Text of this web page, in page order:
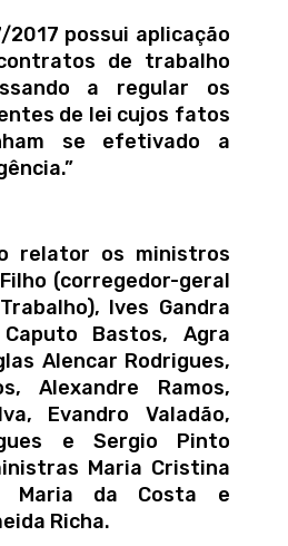
2017 possui aplicação
de trabalho
a regular os
de lei cujos fatos
se efetivado a
relator os ministros
(corregedor-geral
Ives Gandra
Bastos, Agra
Alencar Rodrigues,
Alexandre Ramos,
Evandro Valadão,
e Sergio Pinto
Maria Cristina
Maria da Costa e
Richa.